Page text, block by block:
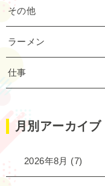
その他
ラーメン
仕事
月別アーカイブ
2026年8月 (7)